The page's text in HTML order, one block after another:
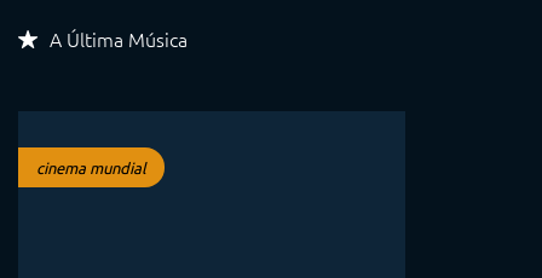
A Última Música
cinema mundial